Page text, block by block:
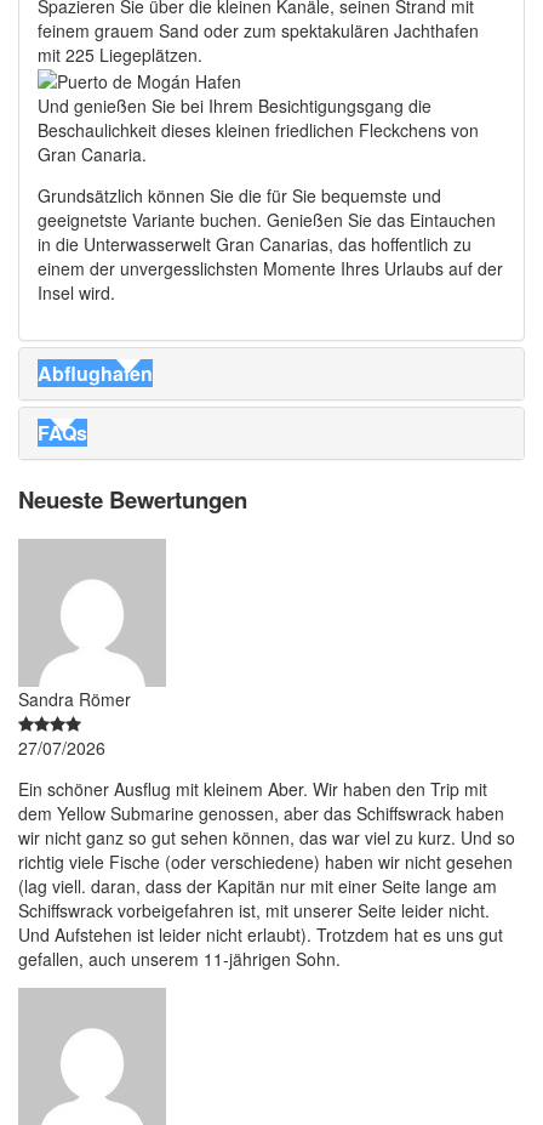
Spazieren Sie über die kleinen Kanäle, seinen Strand mit
feinem grauem Sand oder zum spektakulären Jachthafen
mit 225 Liegeplätzen.
Und genießen Sie bei Ihrem Besichtigungsgang die
Beschaulichkeit dieses kleinen friedlichen Fleckchens von
Gran Canaria.
Grundsätzlich können Sie die für Sie bequemste und
geeignetste Variante buchen. Genießen Sie das Eintauchen
in die Unterwasserwelt Gran Canarias, das hoffentlich zu
einem der unvergesslichsten Momente Ihres Urlaubs auf der
Insel wird.
Abflughafen
FAQs
Neueste Bewertungen
Sandra Römer
27/07/2026
Ein schöner Ausflug mit kleinem Aber. Wir haben den Trip mit
dem Yellow Submarine genossen, aber das Schiffswrack haben
wir nicht ganz so gut sehen können, das war viel zu kurz. Und so
richtig viele Fische (oder verschiedene) haben wir nicht gesehen
(lag viell. daran, dass der Kapitän nur mit einer Seite lange am
Schiffswrack vorbeigefahren ist, mit unserer Seite leider nicht.
Und Aufstehen ist leider nicht erlaubt). Trotzdem hat es uns gut
gefallen, auch unserem 11-jährigen Sohn.